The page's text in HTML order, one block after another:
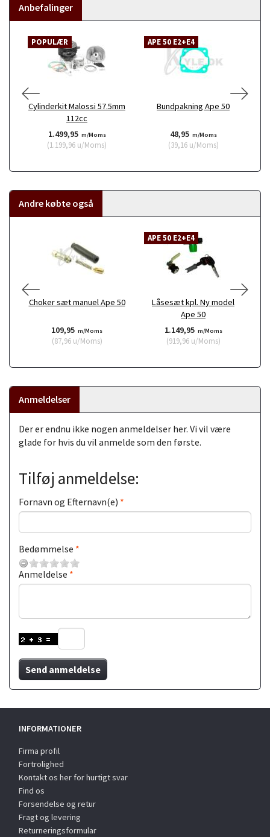
Anbefalinger
POPULÆR
Cylinderkit Malossi 57.5mm
112cc
1.499,95 m/Moms
(1.199,96 u/Moms)
APE 50 E2+E4
Bundpakning Ape 50
48,95 m/Moms
(39,16u/Moms)
Andre købte også
Choker sæt manuel Ape 50
109,95 m/Moms
(87,96u/Moms)
APE 50 E2+E4
Låsesæt kpl. Ny model
Ape 50
1.149,95 m/Moms
(919,96u/Moms)
Anmeldelser
Der er endnu ikke nogen anmeldelser her. Vi vil være
glade for hvis du vil anmelde som den første.
Tilføj anmeldelse:
Fornavn og Efternavn(e)
Bedømmelse
Anmeldelse
Send anmeldelse
INFORMATIONER
Firma profil
Fortrolighed
Kontakt os her for hurtigt svar
Find os
Forsendelse og retur
Fragt og levering
Returneringsformular